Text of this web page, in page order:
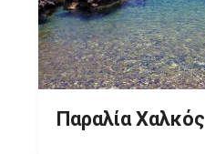
Παραλία Χαλκός